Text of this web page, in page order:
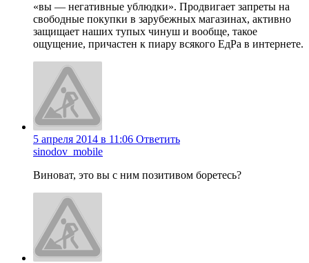
«вы — негативные ублюдки». Продвигает запреты на
свободные покупки в зарубежных магазинах, активно
защищает наших тупых чинуш и вообще, такое
ощущение, причастен к пиару всякого ЕдРа в интернете.
5 апреля 2014 в 11:06 Ответить
sinodov_mobile
Виноват, это вы с ним позитивом боретесь?